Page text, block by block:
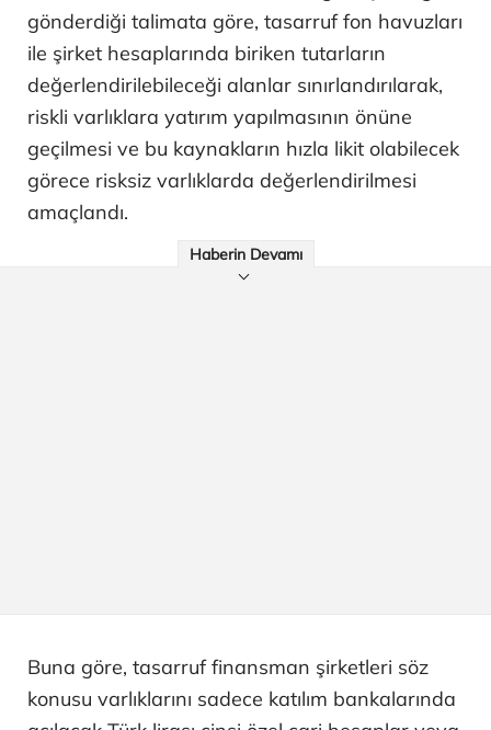
gönderdiği talimata göre, tasarruf fon havuzları
ile şirket hesaplarında biriken tutarların
değerlendirilebileceği alanlar sınırlandırılarak,
riskli varlıklara yatırım yapılmasının önüne
geçilmesi ve bu kaynakların hızla likit olabilecek
görece risksiz varlıklarda değerlendirilmesi
amaçlandı.
Haberin Devamı
Buna göre, tasarruf finansman şirketleri söz
konusu varlıklarını sadece katılım bankalarında